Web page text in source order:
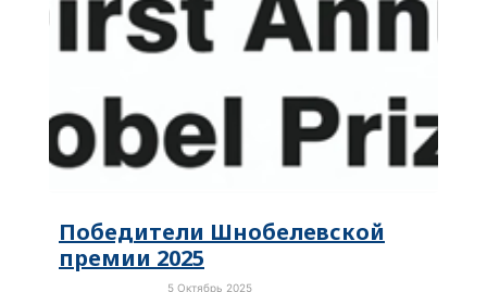
Победители Шнобелевской
премии 2025
5 Октябрь 2025